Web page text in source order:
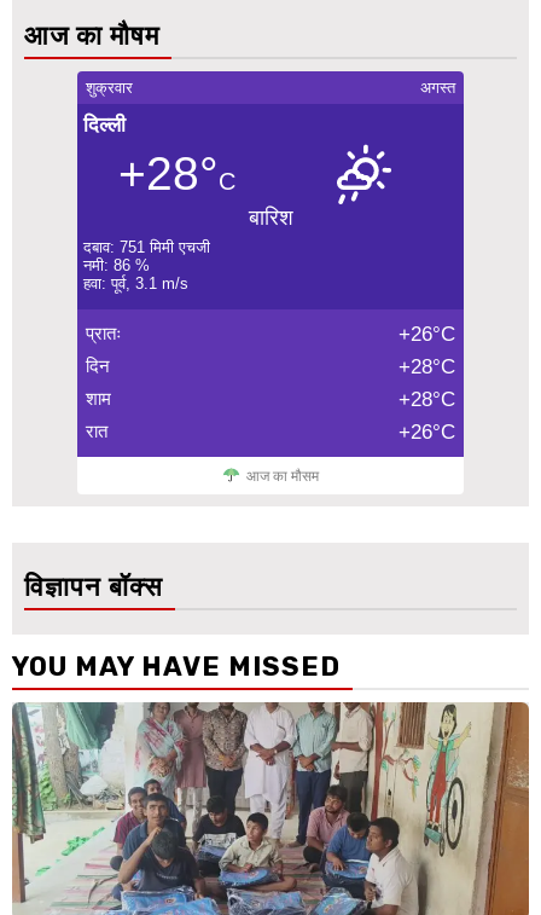
आज का मौषम
शुक्रवार अगस्त
दिल्ली
+28°C
बारिश
दबाव: 751 मिमी एचजी
नमी: 86 %
हवा: पूर्व, 3.1 m/s
प्रातः +26°C
दिन +28°C
शाम +28°C
रात +26°C
आज का मौसम
विज्ञापन बॉक्स
YOU MAY HAVE MISSED